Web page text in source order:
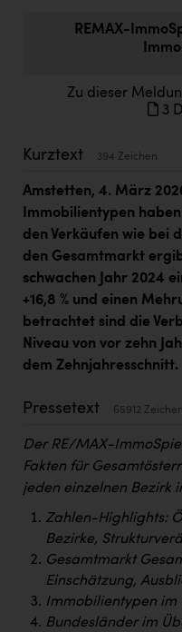
Fristads Austria
HIG Infomotion Group
IFE Austria GmbH
Immotech
INTERSPAR
INTERSPORT Austria
Jesolo
Karin Liedl
KEBA
KIWI Kinderwunsch
KLIPP Frisör
Kleider Bauer
Kremsmüller
REMAX-
Zu dieser
3
Kurztext 394 Zeichen
Amstetten, 4. März
Immobilientypen
den Verkäufen wie bei
den Gesamtmarkt
schwachen Jahr 2024
+16,8 % und einen
betrachtet sind die
Niveau von vor zehn
dem Zehnjahresschnitt.
Pressetext 65912 Zeichen
Der RE/MAX-
Fakten für
jeden einzelnen Bezirk
Zahlen-Highlights:
Bezirke,
Gesamtmarkt
Einschätzung,
Immobilientypen im
Bundesländer im